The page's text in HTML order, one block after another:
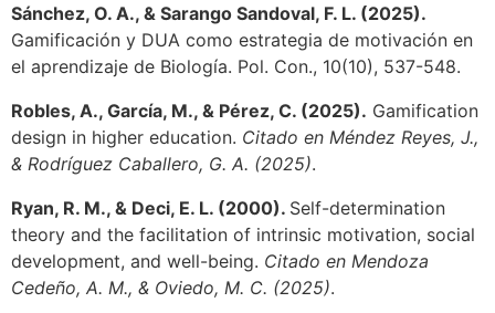
Sánchez, O. A., & Sarango Sandoval, F. L. (2025).
Gamificación y DUA como estrategia de motivación en
el aprendizaje de Biología. Pol. Con., 10(10), 537-548.
Robles, A., García, M., & Pérez, C. (2025). Gamification
design in higher education. Citado en Méndez Reyes, J.,
& Rodríguez Caballero, G. A. (2025).
Ryan, R. M., & Deci, E. L. (2000). Self-determination
theory and the facilitation of intrinsic motivation, social
development, and well-being. Citado en Mendoza
Cedeño, A. M., & Oviedo, M. C. (2025).